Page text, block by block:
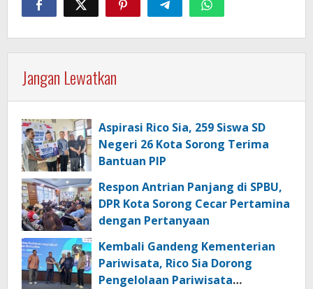
Jangan Lewatkan
Aspirasi Rico Sia, 259 Siswa SD
Negeri 26 Kota Sorong Terima
Bantuan PIP
Respon Antrian Panjang di SPBU,
DPR Kota Sorong Cecar Pertamina
dengan Pertanyaan
Kembali Gandeng Kementerian
Pariwisata, Rico Sia Dorong
Pengelolaan Pariwisata